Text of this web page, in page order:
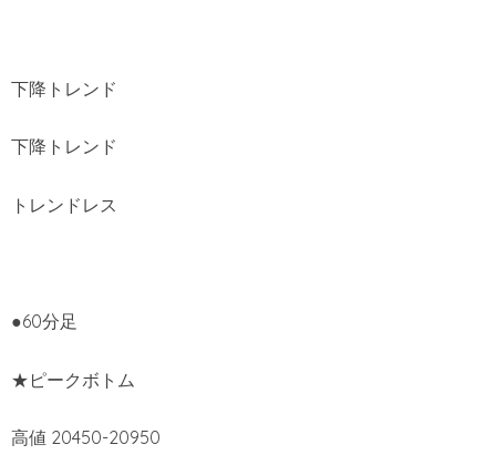
下降トレンド
下降トレンド
トレンドレス
●60分足
★ピークボトム
高値 20450-20950